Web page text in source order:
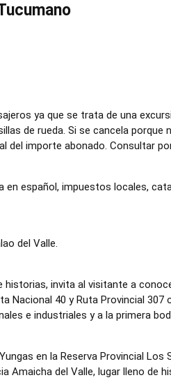
ya que se trata de una
de rueda. Si se cancela porque
importe abonado. Consultar
español, impuestos locales,
del Valle.
invita al visitante a
Nacional 40 y Ruta Provincial
e industriales y a la primera
en la Reserva Provincial Los
Amaicha del Valle, lugar lleno de